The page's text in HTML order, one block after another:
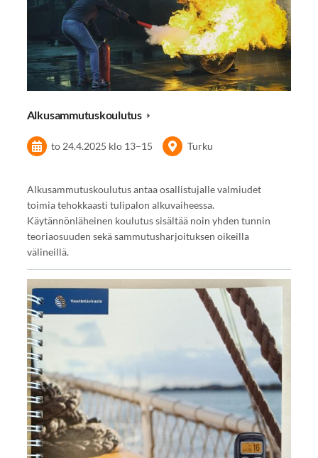
Alkusammutuskoulutus
to 24.4.2025 klo 13–15 Turku
Alkusammutuskoulutus antaa osallistujalle valmiudet
toimia tehokkaasti tulipalon alkuvaiheessa.
Käytännönläheinen koulutus sisältää noin yhden tunnin
teoriaosuuden sekä sammutusharjoituksen oikeilla
välineillä.